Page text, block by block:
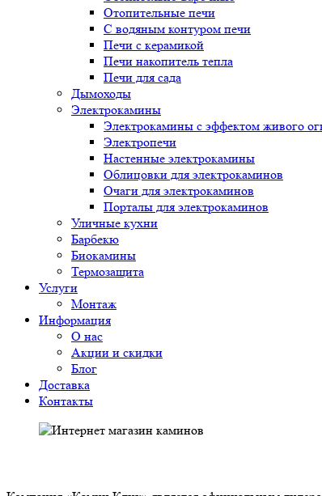
Отопительные печи
С водяным контуром печи
Печи с керамикой
Печи накопитель тепла
Печи для сада
Дымоходы
Электрокамины
Электрокамины с эффектом живого
Электропечи
Настенные электрокамины
Облицовки для электрокаминов
Очаги для электрокаминов
Порталы для электрокаминов
Уличные кухни
Барбекю
Биокамины
Термозащита
Услуги
Монтаж
Информация
О нас
Акции и скидки
Блог
Доставка
Контакты